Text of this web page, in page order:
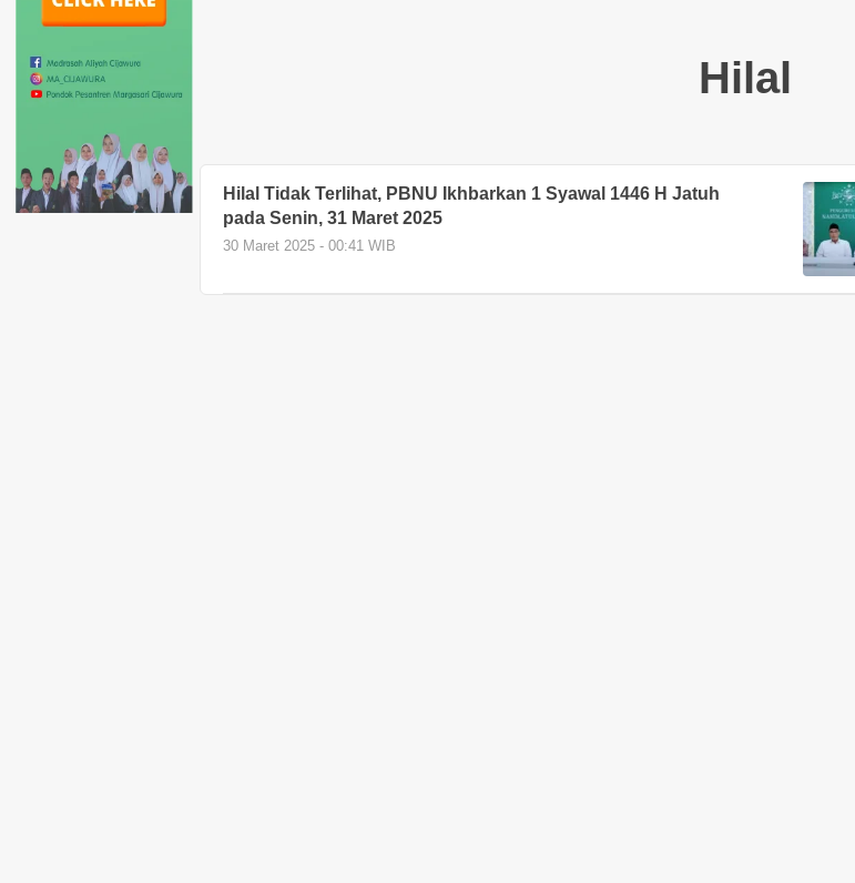
Hilal
Hilal Tidak Terlihat, PBNU Ikhbarkan 1 Syawal 1446 H Jatuh
pada Senin, 31 Maret 2025
30 Maret 2025 - 00:41 WIB